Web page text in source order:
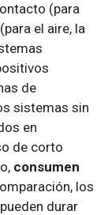
(para
el aire, la
de
sistemas sin
en
de corto
consumen
los
durar